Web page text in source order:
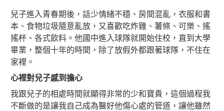
兒子進入青春期後，話少情緒不穩、房間混亂，衣服和書
本、食物垃圾隨意亂放，又喜歡吃炸雞、薯條、可樂、搖
搖杯、各式飲料。他國中進入球隊就開始住校，直到大學
畢業，整個十年的時間，除了放假外都跟著球隊，不住在
家裡。
心裡對兒子感到擔心
我跟兒子的相處時間就顯得非常的少和寶貴，這個過程我
不斷做的是讓我自己成為醫好他傷心處的管道，讓他雖然